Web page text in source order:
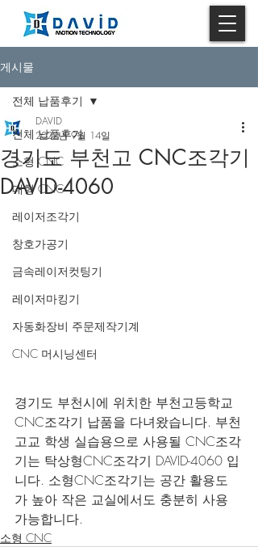
게시물
전체 납품후기
소형 CNC
대형 CNC
레이저조각기
창호가공기
금속레이저컷팅기
레이저마킹기
자동화장비 주문제작기계
CNC 머시닝센터
전체 납품후기
경기도 부천고 CNC조각기
DAVID-4060
DAVID
2022년 9월 14일
경기도 부천시에 위치한 부천고등학교
CNC조각기 납품을 다녀왔습니다. 부천
고교 학생 실습용으로 사용될 CNC조각
기는 탁상형CNC조각기 DAVID-4060 입
니다. 소형CNC조각기는 공간 활용도
가 높아 작은 교실에서도 충분히 사용
가능합니다.
소형 CNC